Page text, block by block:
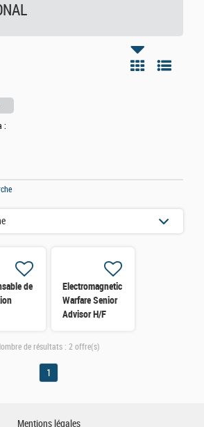
:
de
Electromagnetic
Warfare Senior
Advisor H/F
de résultats : 2 offre(s)
1
Mentions légales